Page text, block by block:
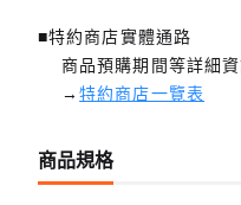
■特約商店實體通路
商品預購期間等詳細資
→特約商店一覽表
商品規格